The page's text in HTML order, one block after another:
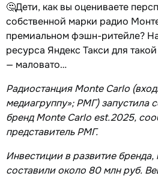
🤔Дети, как вы оцениваете
собственной марки радио
премиальном фэшн-ритейле?
ресурса Яндекс Такси для
— маловато…
Радиостанция Monte Carlo
медиагруппу»; РМГ) запустила
бренд Monte Carlo est.2025,
представитель РМГ.
Инвестиции в развитие бренда,
составили около 80 млн руб.